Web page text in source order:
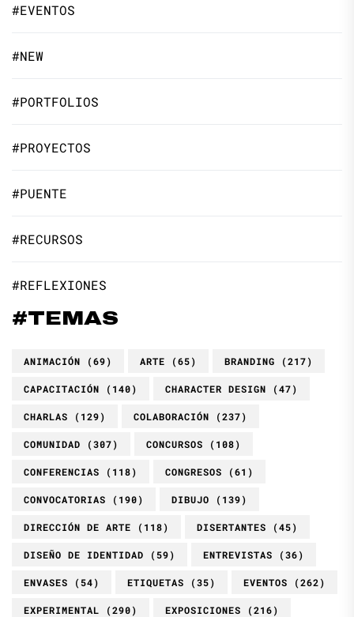
#EVENTOS
#NEW
#PORTFOLIOS
#PROYECTOS
#PUENTE
#RECURSOS
#REFLEXIONES
#TEMAS
ANIMACIÓN (69) ARTE (65) BRANDING (217)
CAPACITACIÓN (140) CHARACTER DESIGN (47)
CHARLAS (129) COLABORACIÓN (237)
COMUNIDAD (307) CONCURSOS (108)
CONFERENCIAS (118) CONGRESOS (61)
CONVOCATORIAS (190) DIBUJO (139)
DIRECCIÓN DE ARTE (118) DISERTANTES (45)
DISEÑO DE IDENTIDAD (59) ENTREVISTAS (36)
ENVASES (54) ETIQUETAS (35) EVENTOS (262)
EXPERIMENTAL (290) EXPOSICIONES (216)